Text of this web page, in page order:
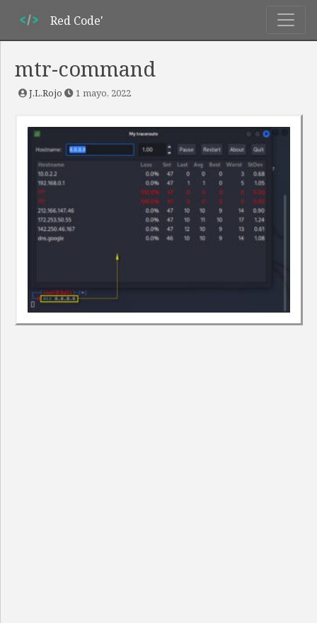
Red Code'
mtr-command
J.L.Rojo 1 mayo, 2022